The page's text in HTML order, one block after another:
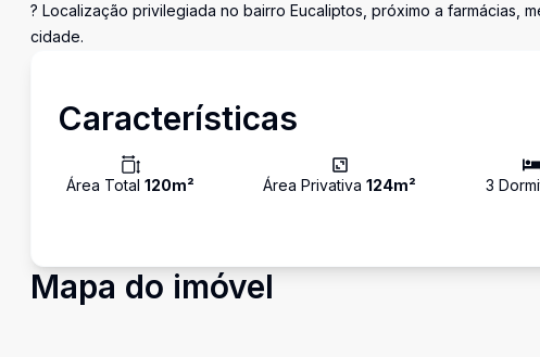
? Localização privilegiada no bairro Eucaliptos, próximo a farmácias,
cidade.
Características
Área Total 120m² Área Privativa124m² 3
Mapa do imóvel